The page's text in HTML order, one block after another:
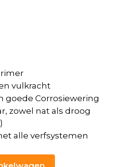
vulkracht
goede Corrosiewering
zowel nat als droog
alle verfsystemen